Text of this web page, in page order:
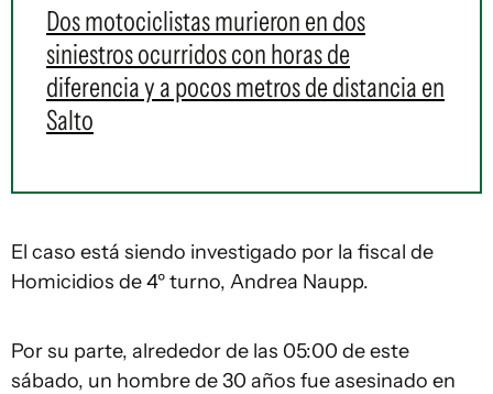
Dos motociclistas murieron en dos
siniestros ocurridos con horas de
diferencia y a pocos metros de distancia en
Salto
El caso está siendo investigado por la fiscal de
Homicidios de 4º turno, Andrea Naupp.
Por su parte, alrededor de las 05:00 de este
sábado, un hombre de 30 años fue asesinado en